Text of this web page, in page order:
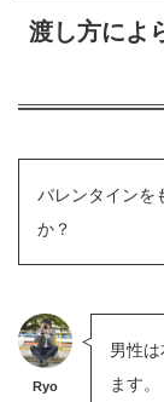
渡し方によ
バレンタインを
か？
Ryo
男性
ます。